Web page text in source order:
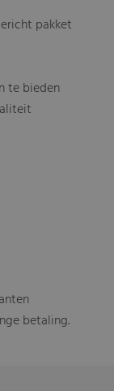
pakket
te bieden
betaling.